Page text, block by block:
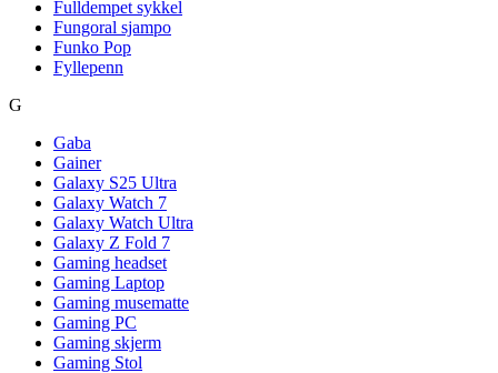
Fulldempet sykkel
Fungoral sjampo
Funko Pop
Fyllepenn
G
Gaba
Gainer
Galaxy S25 Ultra
Galaxy Watch 7
Galaxy Watch Ultra
Galaxy Z Fold 7
Gaming headset
Gaming Laptop
Gaming musematte
Gaming PC
Gaming skjerm
Gaming Stol